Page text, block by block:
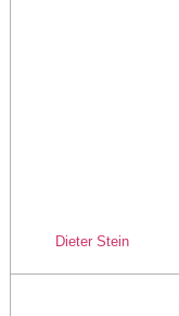
Dieter Stein